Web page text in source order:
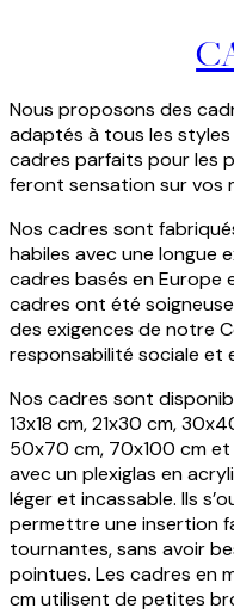
Nous proposons des
adaptés à tous les
cadres parfaits pour les
feront sensation sur vos
Nos cadres sont
habiles avec une longue
cadres basés en Europe
cadres ont été
des exigences de notre
responsabilité sociale et
Nos cadres sont
13x18 cm, 21x30 cm,
50x70 cm, 70x100 cm et
avec un plexiglas en
léger et incassable. Ils
permettre une insertion
tournantes, sans avoir
pointues. Les cadres en
cm utilisent de petites